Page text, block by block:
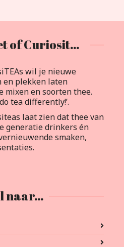
The Cabinet of Curiositeas
wil je nieuwe
en plekken laten
mixen en soorten thee.
tea differently!’.
laat zien dat thee van
generatie drinkers én
smaken,
naar…